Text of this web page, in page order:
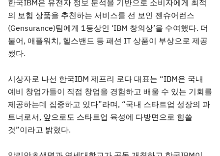
한국IBM은 유전자 정보 분석을 기반으로 소비자에게 최적
의 보험 상품을 추천하는 서비스를 선 보인 젠슈어런스
(Gensurance)팀에게 1등상인 ‘IBM 창의상’을 수여했다. 더
불어, 애플워치, 헬스밴드 등 패션 IT 상품이 부상으로 제공
됐다.
시상자로 나선 한국IBM 제프리 로다 대표는 “IBM은 국내
예비 창업가들이 직접 창업을 경험하고 배울 수 있는 기회를
제공하는데 집중하고 있다”라며, “국내 스타트업 성장의 파
트너로서, 앞으로도 스타트업 육성에 다방면으로 힘쓸
것”이라고 밝혔다.